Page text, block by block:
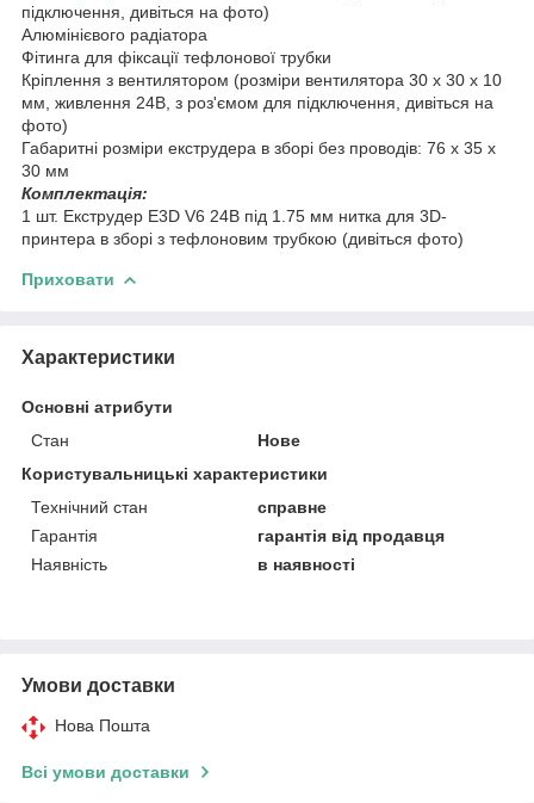
підключення, дивіться на фото)
Алюмінієвого радіатора
Фітинга для фіксації тефлонової трубки
Кріплення з вентилятором (розміри вентилятора 30 х 30 х 10
мм, живлення 24В, з роз'ємом для підключення, дивіться на
фото)
Габаритні розміри екструдера в зборі без проводів: 76 х 35 х
30 мм
Комплектація:
1 шт. Екструдер E3D V6 24В під 1.75 мм нитка для 3D-
принтера в зборі з тефлоновим трубкою (дивіться фото)
Приховати
Характеристики
Основні атрибути
Стан
Нове
Користувальницькі характеристики
Технічний стан
справне
Гарантія
гарантія від продавця
Наявність
в наявності
Умови доставки
Нова Пошта
Всі умови доставки